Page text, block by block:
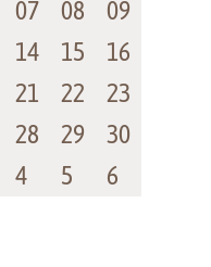
07 08
09
14 15
16
21 22
23
28 29
30
4 5 6